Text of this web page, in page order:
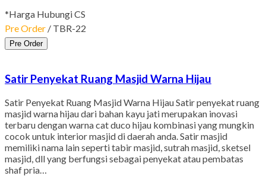
*Harga Hubungi CS
Pre Order / TBR-22
Pre Order
Satir Penyekat Ruang Masjid Warna Hijau
Satir Penyekat Ruang Masjid Warna Hijau Satir penyekat ruang
masjid warna hijau dari bahan kayu jati merupakan inovasi
terbaru dengan warna cat duco hijau kombinasi yang mungkin
cocok untuk interior masjid di daerah anda. Satir masjid
memiliki nama lain seperti tabir masjid, sutrah masjid, sketsel
masjid, dll yang berfungsi sebagai penyekat atau pembatas
shaf pria…